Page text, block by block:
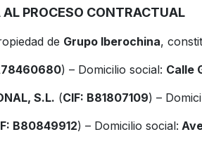
PROCESO CONTRACTUAL
de Grupo Iberochina,
) – Domicilio social: Calle
S.L. (CIF: B81807109) –
B80849912) – Domicilio social: